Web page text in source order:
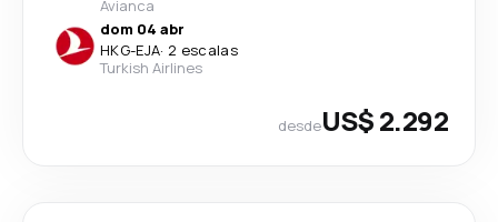
Avianca
dom 04 abr
HKG-EJA· 2 escalas
Turkish Airlines
desdeUS$ 2.292